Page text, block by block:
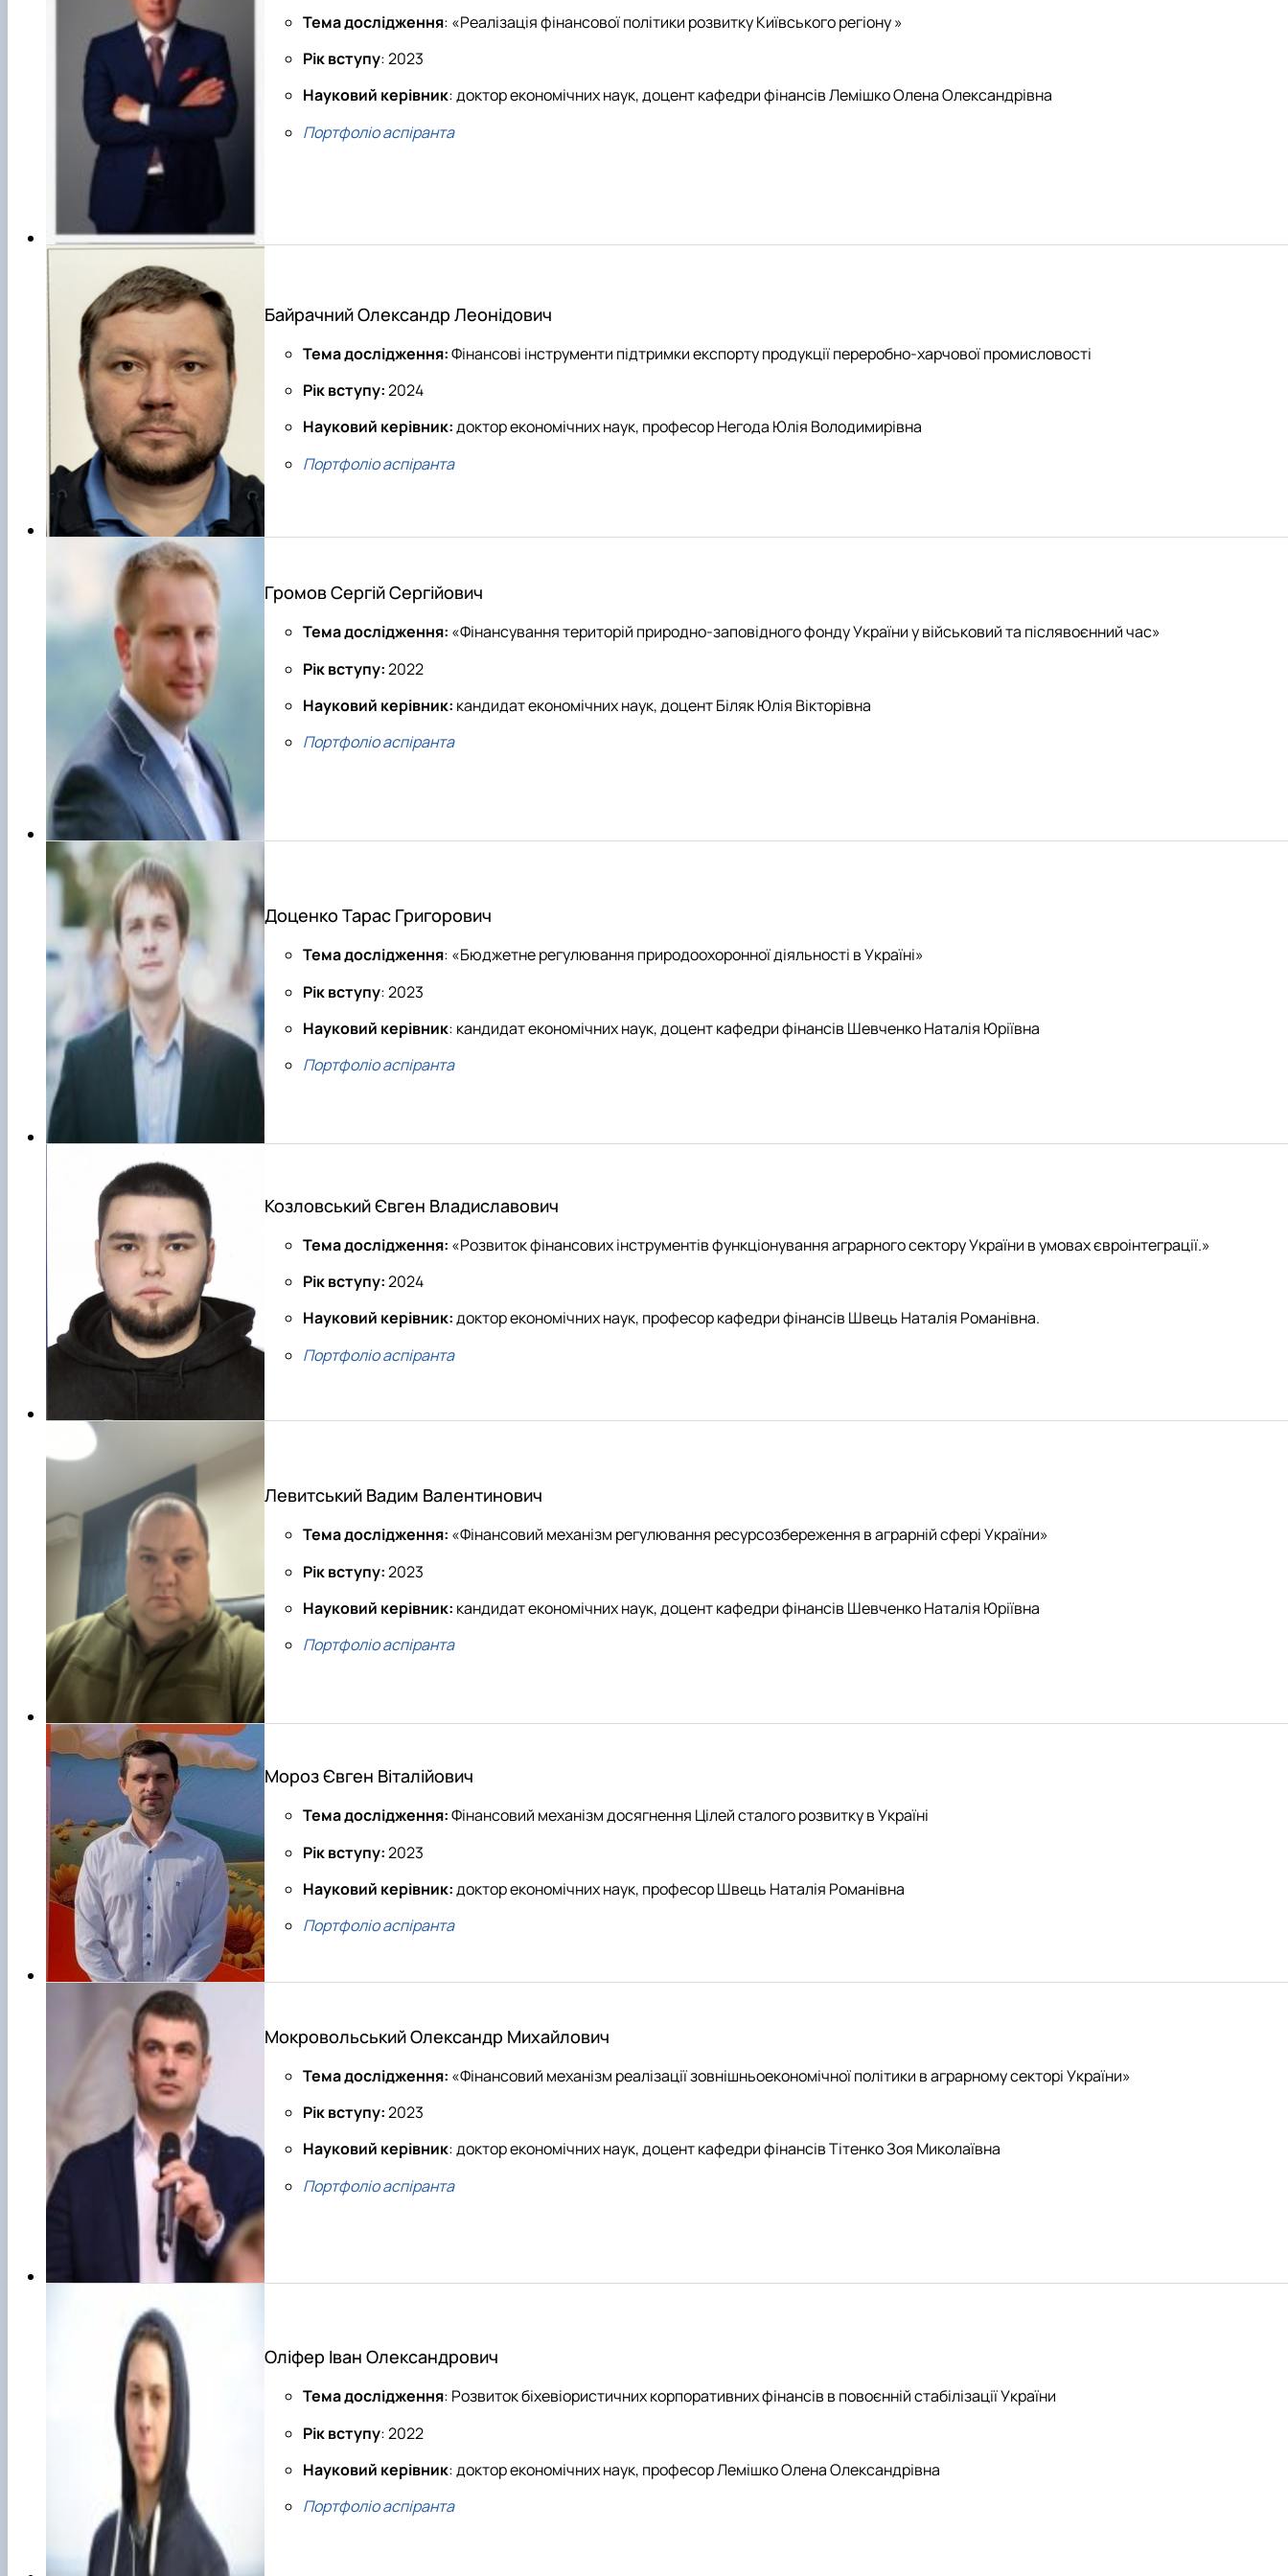
Тема дослідження: «Реалізація фінансової політики розвитку Київського регіону »
Рік вступу: 2023
Науковий керівник: доктор економічних наук, доцент кафедри фінансів Лемішко Олена Олександрівна
Портфоліо аспіранта
Байрачний Олександр Леонідович
Тема дослідження:Фінансові інструменти підтримки експорту продукції переробно-харчової промисловості
Рік вступу:2024
Науковий керівник:доктор економічних наук, професор Негода Юлія Володимирівна
Портфоліо аспіранта
Громов Сергій Сергійович
Тема дослідження: «Фінансування територій природно-заповідного фонду України у військовий та післявоєнний час»
Рік вступу:2022
Науковий керівник: кандидат економічних наук, доцент Біляк Юлія Вікторівна
Портфоліо аспіранта
Доценко Тарас Григорович
Тема дослідження: «Бюджетне регулювання природоохоронної діяльності в Україні»
Рік вступу: 2023
Науковий керівник: кандидат економічних наук, доцент кафедри фінансів Шевченко Наталія Юріївна
Портфоліо аспіранта
Козловський Євген Владиславович
Тема дослідження: «Розвиток фінансових інструментів функціонування аграрного сектору України в умовах євроінтеграції.»
Рік вступу:2024
Науковий керівник:доктор економічних наук, професор кафедри фінансів Швець Наталія Романівна.
Портфоліо аспіранта
Левитський Вадим Валентинович
Тема дослідження: «Фінансовий механізм регулювання ресурсозбереження в аграрній сфері України»
Рік вступу:2023
Науковий керівник: кандидат економічних наук, доцент кафедри фінансів Шевченко Наталія Юріївна
Портфоліо аспіранта
Мороз Євген Віталійович
Тема дослідження:Фінансовий механізм досягнення Цілей сталого розвитку в Україні
Рік вступу:2023
Науковий керівник:доктор економічних наук, професор Швець Наталія Романівна
Портфоліо аспіранта
Мокровольський Олександр Михайлович
Тема дослідження: «Фінансовий механізм реалізації зовнішньоекономічної політики в аграрному секторі України»
Рік вступу:2023
Науковий керівник: доктор економічних наук, доцент кафедри фінансів Тітенко Зоя Миколаївна
Портфоліо аспіранта
Оліфер Іван Олександрович
Тема дослідження: Розвиток біхевіористичних корпоративних фінансів в повоєнній стабілізації України
Рік вступу: 2022
Науковий керівник: доктор економічних наук, професор Лемішко Олена Олександрівна
Портфоліо аспіранта